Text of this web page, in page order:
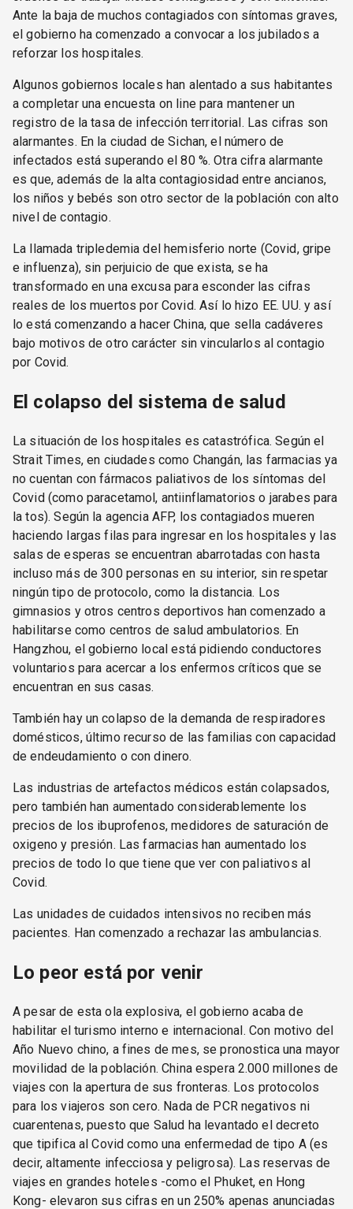
Ante la baja de muchos contagiados con síntomas graves,
el gobierno ha comenzado a convocar a los jubilados a
reforzar los hospitales.
Algunos gobiernos locales han alentado a sus habitantes
a completar una encuesta on line para mantener un
registro de la tasa de infección territorial. Las cifras son
alarmantes. En la ciudad de Sichan, el número de
infectados está superando el 80 %. Otra cifra alarmante
es que, además de la alta contagiosidad entre ancianos,
los niños y bebés son otro sector de la población con alto
nivel de contagio.
La llamada tripledemia del hemisferio norte (Covid, gripe
e influenza), sin perjuicio de que exista, se ha
transformado en una excusa para esconder las cifras
reales de los muertos por Covid. Así lo hizo EE. UU. y así
lo está comenzando a hacer China, que sella cadáveres
bajo motivos de otro carácter sin vincularlos al contagio
por Covid.
El colapso del sistema de salud
La situación de los hospitales es catastrófica. Según el
Strait Times, en ciudades como Changán, las farmacias ya
no cuentan con fármacos paliativos de los síntomas del
Covid (como paracetamol, antiinflamatorios o jarabes para
la tos). Según la agencia AFP, los contagiados mueren
haciendo largas filas para ingresar en los hospitales y las
salas de esperas se encuentran abarrotadas con hasta
incluso más de 300 personas en su interior, sin respetar
ningún tipo de protocolo, como la distancia. Los
gimnasios y otros centros deportivos han comenzado a
habilitarse como centros de salud ambulatorios. En
Hangzhou, el gobierno local está pidiendo conductores
voluntarios para acercar a los enfermos críticos que se
encuentran en sus casas.
También hay un colapso de la demanda de respiradores
domésticos, último recurso de las familias con capacidad
de endeudamiento o con dinero.
Las industrias de artefactos médicos están colapsados,
pero también han aumentado considerablemente los
precios de los ibuprofenos, medidores de saturación de
oxigeno y presión. Las farmacias han aumentado los
precios de todo lo que tiene que ver con paliativos al
Covid.
Las unidades de cuidados intensivos no reciben más
pacientes. Han comenzado a rechazar las ambulancias.
Lo peor está por venir
A pesar de esta ola explosiva, el gobierno acaba de
habilitar el turismo interno e internacional. Con motivo del
Año Nuevo chino, a fines de mes, se pronostica una mayor
movilidad de la población. China espera 2.000 millones de
viajes con la apertura de sus fronteras. Los protocolos
para los viajeros son cero. Nada de PCR negativos ni
cuarentenas, puesto que Salud ha levantado el decreto
que tipifica al Covid como una enfermedad de tipo A (es
decir, altamente infecciosa y peligrosa). Las reservas de
viajes en grandes hoteles -como el Phuket, en Hong
Kong- elevaron sus cifras en un 250% apenas anunciadas